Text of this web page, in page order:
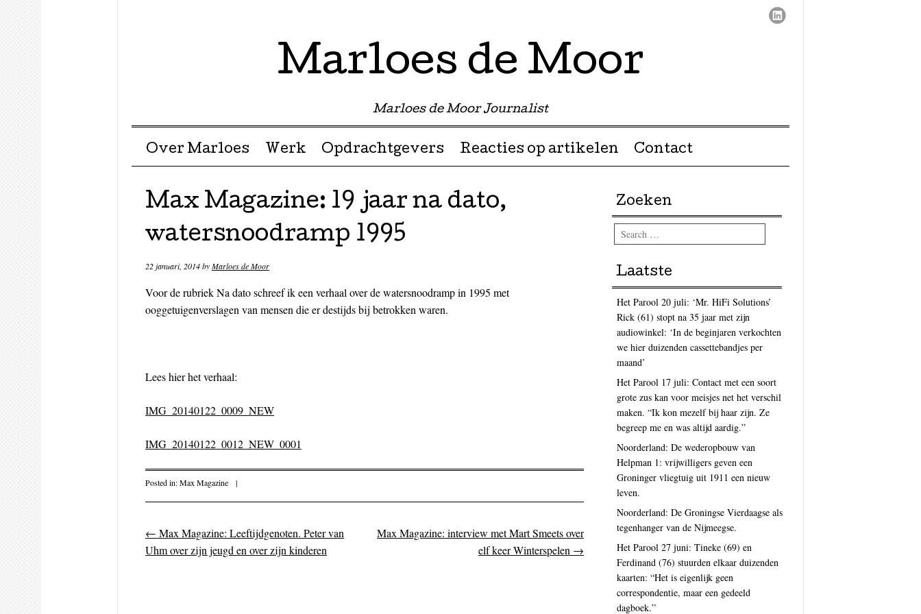
Marloes de Moor
Marloes de Moor Journalist
Menu ☰
Skip to content
Over Marloes Werk Opdrachtgevers Reacties op artikelen Contact
Max Magazine: 19 jaar na dato,
watersnoodramp 1995
22 januari, 2014byMarloes de Moor
Voor de rubriek Na dato schreef ik een verhaal over de watersnoodramp in 1995 met
ooggetuigenverslagen van mensen die er destijds bij betrokken waren.
Lees hier het verhaal:
IMG_20140122_0009_NEW
IMG_20140122_0012_NEW_0001
Posted in:Max Magazine |
Post navigation
← Max Magazine: Leeftijdgenoten. Peter van
Uhm over zijn jeugd en over zijn kinderen
Max Magazine: interview met Mart Smeets over
elf keer Winterspelen →
Zoeken
Search
Laatste
Het Parool 20 juli: ‘Mr. HiFi Solutions’
Rick (61) stopt na 35 jaar met zijn
audiowinkel: ‘In de beginjaren verkochten
we hier duizenden cassettebandjes per
maand’
Het Parool 17 juli: Contact met een soort
grote zus kan voor meisjes net het verschil
maken. “Ik kon mezelf bij haar zijn. Ze
begreep me en was altijd aardig.”
Noorderland: De wederopbouw van
Helpman 1: vrijwilligers geven een
Groninger vliegtuig uit 1911 een nieuw
leven.
Noorderland: De Groningse Vierdaagse als
tegenhanger van de Nijmeegse.
Het Parool 27 juni: Tineke (69) en
Ferdinand (76) stuurden elkaar duizenden
kaarten: “Het is eigenlijk geen
correspondentie, maar een gedeeld
dagboek.”